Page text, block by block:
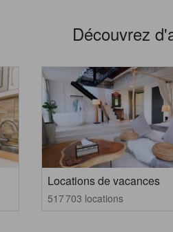
Découvrez
Locations de vacances
517 703 locations